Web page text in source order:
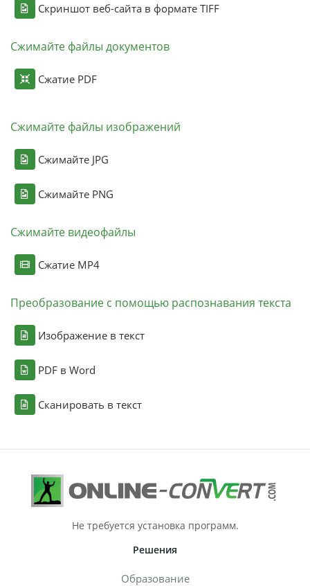
Скриншот веб-сайта в формате TIFF
Сжимайте файлы документов
Сжатие PDF
Сжимайте файлы изображений
Сжимайте JPG
Сжимайте PNG
Сжимайте видеофайлы
Сжатие MP4
Преобразование с помощью распознавания текста
Изображение в текст
PDF в Word
Сканировать в текст
Не требуется установка программ.
Решения
Образование